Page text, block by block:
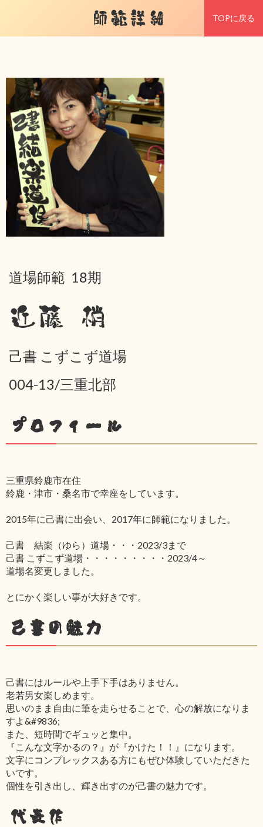
師範詳細 TOPに戻る
道場師範 18期
近藤 梢
己書 こずこず道場
004-13/三重北部
プロフィール
三重県鈴鹿市在住
鈴鹿・津市・桑名市で幸座をしています。
2015年に己書に出会い、2017年に師範になりました。
己書 結楽（ゆら）道場・・・2023/3まで
己書 こずこず道場・・・・・・・・・2023/4～
道場名変更しました。
とにかく楽しい事が大好きです。
己書の魅力
己書にはルールや上手下手はありません。
老若男女楽しめます。
思いのまま自由に筆を走らせることで、心の解放になりま
すよ&#9836;
また、短時間でギュッと集中。
『こんな文字かるの？』が『かけた！！』になります。
文字にコンプレックスある方にもぜひ体験していただきた
いです。
個性を引き出し、輝き出すのが己書の魅力です。
代表作